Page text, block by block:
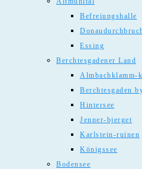
Befreiungshalle
Essing
Berchtesgadener Land
Almbachklamm-
Berchtesgaden
Hintersee
Jenner-bjerget
Karlstein-ruinen
Königssee
Bodensee